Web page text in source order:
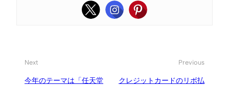
Next
今年のテーマは「任天堂
Previous
クレジットカードのリボ払